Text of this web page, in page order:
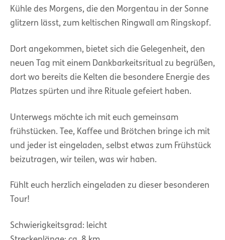
Kühle des Morgens, die den Morgentau in der Sonne
glitzern lässt, zum keltischen Ringwall am Ringskopf.
Dort angekommen, bietet sich die Gelegenheit, den
neuen Tag mit einem Dankbarkeitsritual zu begrüßen,
dort wo bereits die Kelten die besondere Energie des
Platzes spürten und ihre Rituale gefeiert haben.
Unterwegs möchte ich mit euch gemeinsam
frühstücken. Tee, Kaffee und Brötchen bringe ich mit
und jeder ist eingeladen, selbst etwas zum Frühstück
beizutragen, wir teilen, was wir haben.
Fühlt euch herzlich eingeladen zu dieser besonderen
Tour!
Schwierigkeitsgrad: leicht